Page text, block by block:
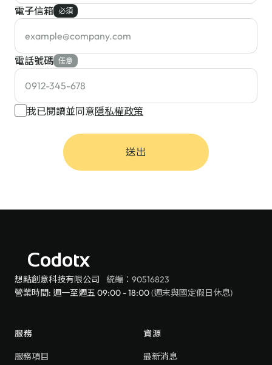
電子信箱 必須
電話號碼 任意
我已閱讀並同意隱私權政策
送出
Codotx
想點創意科技有限公司
統編：90516823
營業時間: 週一至週五 09:00 - 18:00(週末與國定假日休息)
服務
服務項目
資源
最新消息